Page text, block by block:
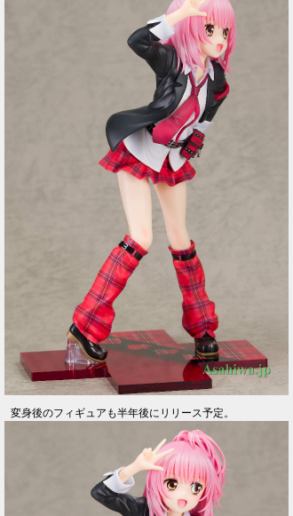
変身後のフィギュアも半年後にリリース予定。